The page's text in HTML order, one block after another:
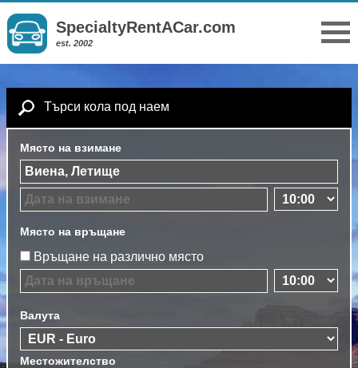
SpecialtyRentACar.com
est. 2002
Търси кола под наем
Място на взимане
Място на връщане
Връщане на различно място
Валута
Местожителство